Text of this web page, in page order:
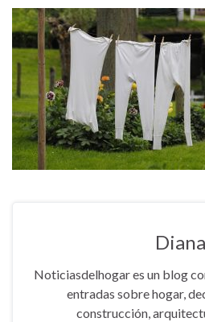
Diana
Noticiasdelhogar es un blog
entradas sobre hogar,
construcción,